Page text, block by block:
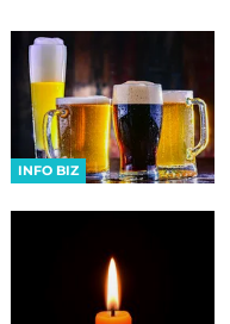
INFO BIZ